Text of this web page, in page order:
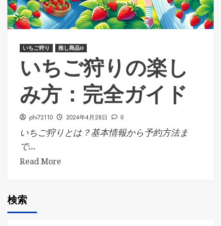
いちご狩り 推し商品II
いちご狩りの楽し
み方：完全ガイド
phi72110 2024年4月28日 0
いちご狩りとは？基本情報から予約方法ま
で...
Read More
検索